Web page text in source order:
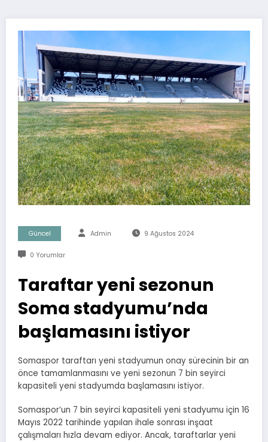
Güncel Admin 9 Ağustos 2024
0 Yorumlar
Taraftar yeni sezonun
Soma stadyumu’nda
başlamasını istiyor
Somaspor taraftarı yeni stadyumun onay sürecinin bir an
önce tamamlanmasını ve yeni sezonun 7 bin seyirci
kapasiteli yeni stadyumda başlamasını istiyor.
Somaspor’un 7 bin seyirci kapasiteli yeni stadyumu için 16
Mayıs 2022 tarihinde yapılan ihale sonrası inşaat
çalışmaları hızla devam ediyor. Ancak, taraftarlar yeni